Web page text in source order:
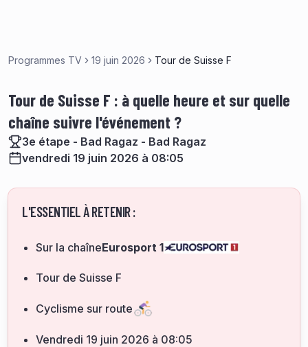
Programmes TV 19 juin 2026 Tour de Suisse F
Tour de Suisse F : à quelle heure et sur quelle
chaîne suivre l'événement ?
3e étape - Bad Ragaz - Bad Ragaz
vendredi 19 juin 2026 à 08:05
L'ESSENTIEL À RETENIR :
Sur la chaîneEurosport 1
Tour de Suisse F
Cyclisme sur route
vendredi 19 juin 2026 à 08:05